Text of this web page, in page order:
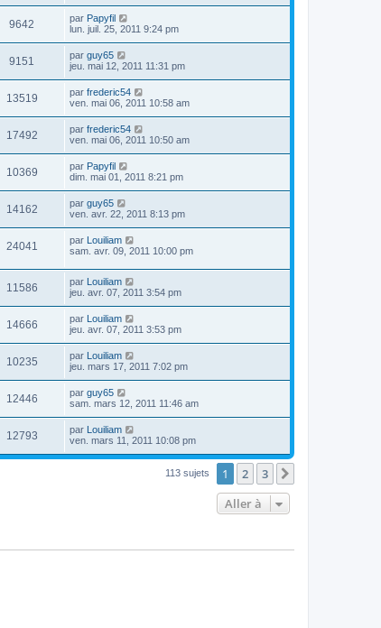
9642 par Papyfil
lun. juil. 25, 2011 9:24 pm
9151 par guy65
jeu. mai 12, 2011 11:31 pm
13519 par frederic54
ven. mai 06, 2011 10:58 am
17492 par frederic54
ven. mai 06, 2011 10:50 am
10369 par Papyfil
dim. mai 01, 2011 8:21 pm
14162 par guy65
ven. avr. 22, 2011 8:13 pm
24041 par Louiliam
sam. avr. 09, 2011 10:00 pm
11586 par
Louiliam
jeu. avr. 07, 2011 3:54 pm
14666 par
Louiliam
jeu. avr. 07, 2011 3:53 pm
10235 par
Louiliam
jeu. mars 17, 2011 7:02 pm
12446 par guy65
sam. mars 12, 2011 11:46 am
12793 par
Louiliam
ven. mars 11, 2011 10:08 pm
113 sujets 1 2 3
Aller à